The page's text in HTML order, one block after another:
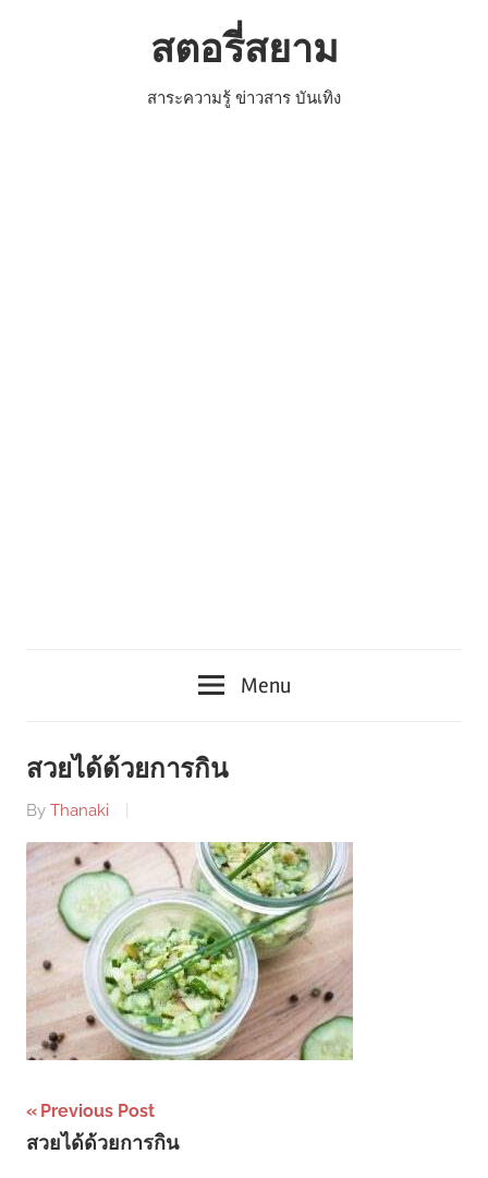
สตอรี่สยาม
สาระความรู้ ข่าวสาร บันเทิง
Menu
สวยได้ด้วยการกิน
By Thanaki
Post
navigation
Previous Post
สวยได้ด้วยการกิน